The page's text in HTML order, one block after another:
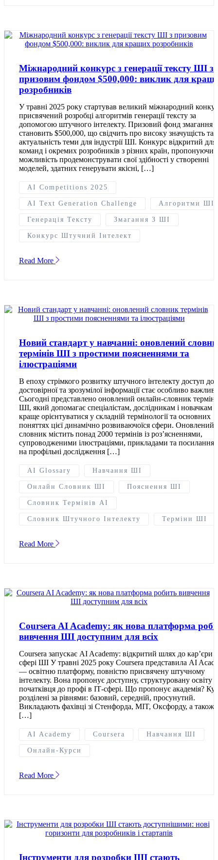
Міжнародний конкурс з генерації тексту ШІ з
призовим фондом $500,000: виклик для
розробників
У травні 2025 року стартував великий міжнародний
присвячений розробці алгоритмів генерації тексту за
допомогою штучного інтелекту. Призовий фонд змагання
становить $500,000, що свідчить про високу значущість та
актуальність теми для індустрії ШІ. Конкурс відкритий для
команд і окремих розробників з різних країн, пропонуючи
можливість продемонструвати свої здібності у створенні
моделей, здатних генерувати якісні, […]
AI Competitions 2025
AI Text Generation Challenge Алгоритми ШІ
Генерація Тексту Змагання З ШІ
Конкурс Штучний Інтелект
Read More
Новий стандарт у навчанні: оновлений
термінів ШІ з простими поясненнями та
ілюстраціями
В епоху стрімкого розвитку штучного інтелекту доступ до
достовірної та зрозумілої інформації стає особливо
Сьогодні представлено оновлений онлайн-словник
ШІ, який допомагає спеціалістам, дослідникам і новачкам
краще орієнтуватися у складній термінології та основних
поняттях цієї динамічно розвиваючоїся сфери. Оновлений
словник містить понад 2000 термінів із роз’ясненнями,
супроводженими ілюстраціями, прикладами та
на профільні дослідження […]
AI Glossary Навчання ШІ
Онлайн Словник ШІ Пояснення ШІ
Словник Термінів AI
Словник Штучного Інтелекту Терміни ШІ
Read More
Coursera AI Academy: як нова платформа
вивчення ШІ доступним для всіх
Coursera запускає AI Academy: відкритий шлях до кар’єри у
сфері ШІ У травні 2025 року Coursera представила AI
— освітню платформу, повністю присвячену штучному
інтелекту. Вона пропонує доступну, структуровану освіту
початківця до профі в ІТ-сфері. Що пропонує академія?
розділені за рівнями: базовий, середній, просунутий.
Викладають фахівці зі Стенфорда, MIT, Оксфорду, а також
[…]
AI Academy Coursera Навчання ШІ
Онлайн-Курси
Read More
Інструменти для розробки ШІ стають